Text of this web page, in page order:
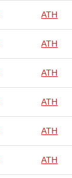
ATH
ATH
ATH
ATH
ATH
ATH